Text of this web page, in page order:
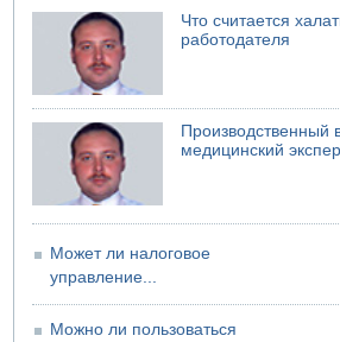
Что считается
работодателя
Производственный
медицинский
Может ли налоговое
управление...
Можно ли пользоваться